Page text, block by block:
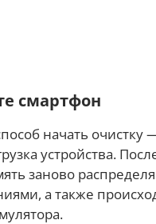
смартфон
начать очистку
устройства.
заново
а также